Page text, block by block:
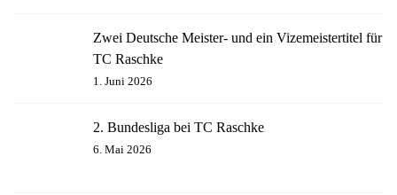
Zwei Deutsche Meister- und ein Vizemeistertitel für
TC Raschke
1. Juni 2026
2. Bundesliga bei TC Raschke
6. Mai 2026